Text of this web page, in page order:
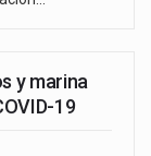
y marina
19